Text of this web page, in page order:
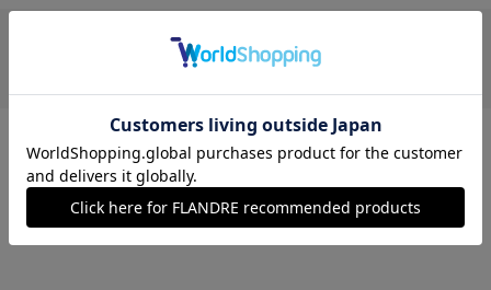
残り1点
09(9号) 残りわずか